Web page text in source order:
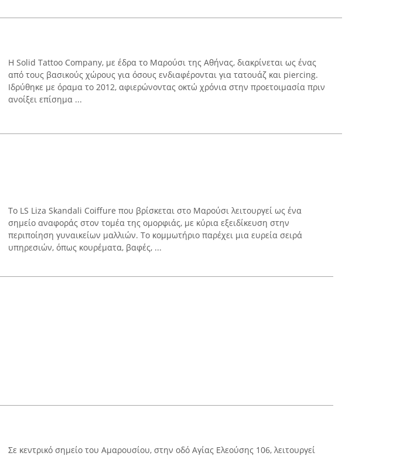
Η Solid Tattoo Company, με έδρα το Μαρούσι της Αθήνας, διακρίνεται ως ένας
από τους βασικούς χώρους για όσους ενδιαφέρονται για τατουάζ και piercing.
Ιδρύθηκε με όραμα το 2012, αφιερώνοντας οκτώ χρόνια στην προετοιμασία πριν
ανοίξει επίσημα ...
Το LS Liza Skandali Coiffure που βρίσκεται στο Μαρούσι λειτουργεί ως ένα
σημείο αναφοράς στον τομέα της ομορφιάς, με κύρια εξειδίκευση στην
περιποίηση γυναικείων μαλλιών. Το κομμωτήριο παρέχει μια ευρεία σειρά
υπηρεσιών, όπως κουρέματα, βαφές, ...
Σε κεντρικό σημείο του Αμαρουσίου, στην οδό Αγίας Ελεούσης 106, λειτουργεί